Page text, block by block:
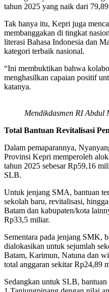
tahun 2025 yang naik dari
Tak hanya itu, Kepri juga
membanggakan di tingkat
literasi Bahasa Indonesia dan
kategori terbaik nasional.
“Ini membuktikan bahwa
menghasilkan capaian positif
katanya.
Mendikdasmen RI
Total Bantuan Revitalisasi
Dalam pemaparannya,
Provinsi Kepri memperoleh
tahun 2025 sebesar Rp59,16
SLB.
Untuk jenjang SMA, bantuan
sekolah baru, revitalisasi,
Batam dan kabupaten/kota
Rp33,5 miliar.
Sementara pada jenjang SMK,
dialokasikan untuk sejumlah
Batam, Karimun, Natuna dan
total anggaran sekitar Rp24,89
Sedangkan untuk SLB,